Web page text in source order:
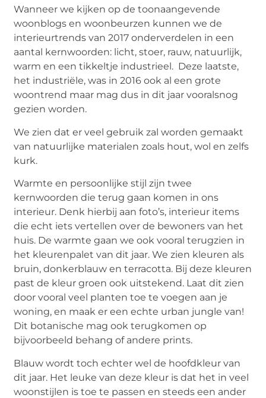
Wanneer we kijken op de toonaangevende
woonblogs en woonbeurzen kunnen we de
interieurtrends van 2017 onderverdelen in een
aantal kernwoorden: licht, stoer, rauw, natuurlijk,
warm en een tikkeltje industrieel. Deze laatste,
het industriële, was in 2016 ook al een grote
woontrend maar mag dus in dit jaar vooralsnog
gezien worden.
We zien dat er veel gebruik zal worden gemaakt
van natuurlijke materialen zoals hout, wol en zelfs
kurk.
Warmte en persoonlijke stijl zijn twee
kernwoorden die terug gaan komen in ons
interieur. Denk hierbij aan foto’s, interieur items
die echt iets vertellen over de bewoners van het
huis. De warmte gaan we ook vooral terugzien in
het kleurenpalet van dit jaar. We zien kleuren als
bruin, donkerblauw en terracotta. Bij deze kleuren
past de kleur groen ook uitstekend. Laat dit zien
door vooral veel planten toe te voegen aan je
woning, en maak er een echte urban jungle van!
Dit botanische mag ook terugkomen op
bijvoorbeeld behang of andere prints.
Blauw wordt toch echter wel de hoofdkleur van
dit jaar. Het leuke van deze kleur is dat het in veel
woonstijlen is toe te passen en steeds een ander